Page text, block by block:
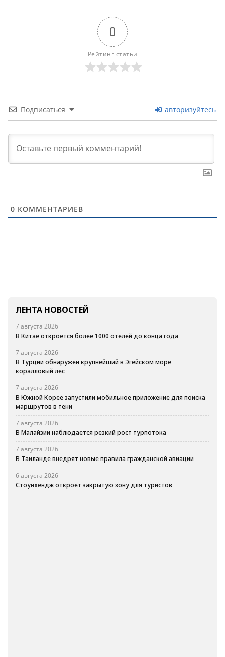
0
Рейтинг статьи
Подписаться авторизуйтесь
0 КОММЕНТАРИЕВ
ЛЕНТА НОВОСТЕЙ
7 августа 2026
В Китае откроется более 1000 отелей до конца года
7 августа 2026
В Турции обнаружен крупнейший в Эгейском море
коралловый лес
7 августа 2026
В Южной Корее запустили мобильное приложение для поиска
маршрутов в тени
7 августа 2026
В Малайзии наблюдается резкий рост турпотока
7 августа 2026
В Таиланде внедрят новые правила гражданской авиации
6 августа 2026
Стоунхендж откроет закрытую зону для туристов